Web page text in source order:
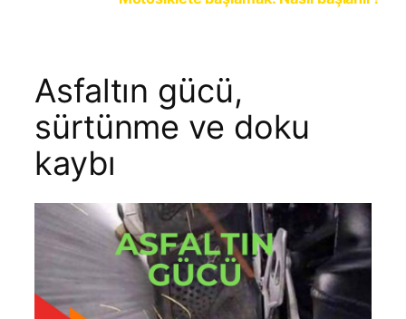
Asfaltın gücü,
sürtünme ve doku
kaybı